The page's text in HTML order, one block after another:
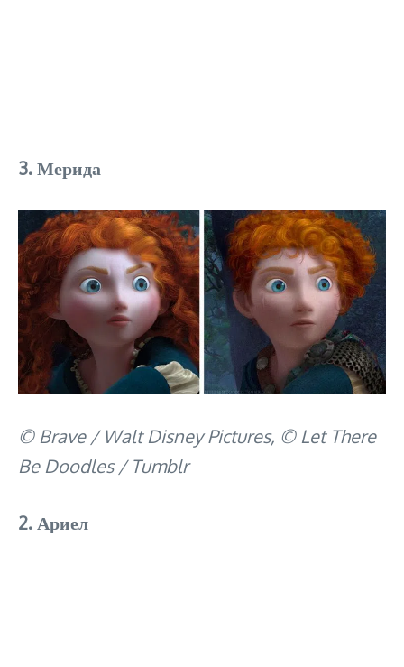
3. Мерида
© Brave / Walt Disney Pictures, © Let There
Be Doodles / Tumblr
2. Ариел